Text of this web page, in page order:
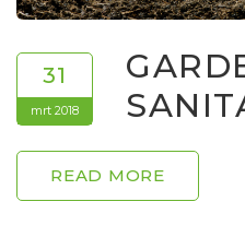
31
mrt 2018
READ MORE